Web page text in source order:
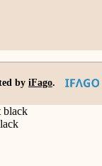
by iFago.